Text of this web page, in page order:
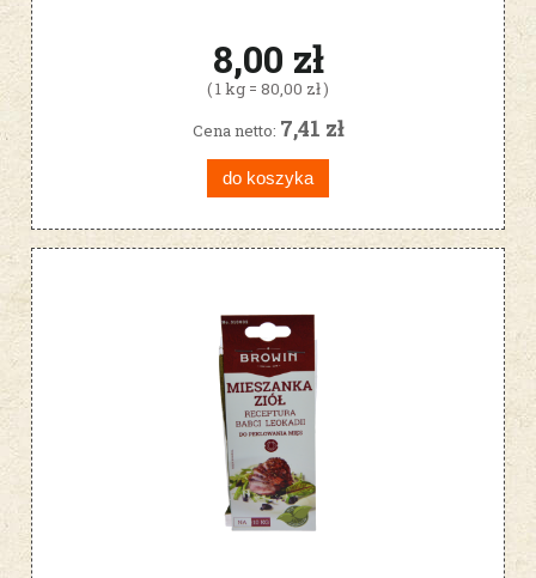
8,00 zł
( 1 kg = 80,00 zł )
Cena netto: 7,41 zł
do koszyka